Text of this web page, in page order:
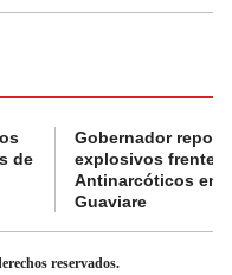
de
Gobernador
explosivos frente a
Antinarcóticos en
Guaviare
reservados.